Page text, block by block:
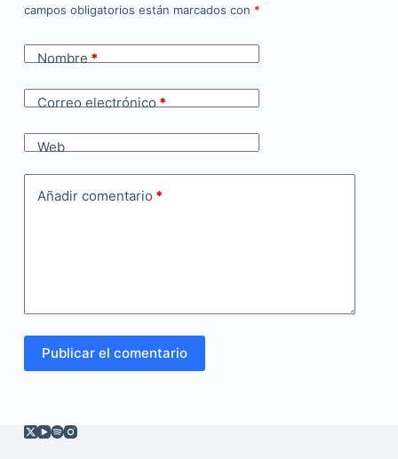
campos obligatorios están marcados con *
Nombre*
Correo electrónico*
Web
Añadir comentario *
Publicar el comentario